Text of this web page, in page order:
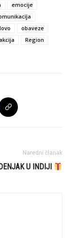
emocije
obaveze
Region
Naredni članak
U INDIJI